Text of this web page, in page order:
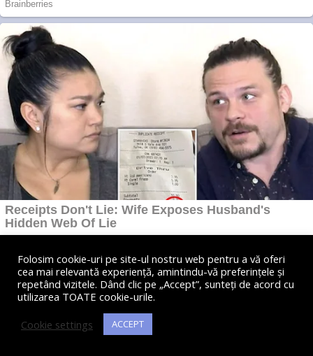
Folosim cookie-uri pe site-ul nostru web pentru a vă oferi
cea mai relevantă experiență, amintindu-vă preferințele și
repetând vizitele. Dând clic pe „Accept”, sunteți de acord cu
utilizarea TOATE cookie-urile.
Cookie settings
ACCEPT